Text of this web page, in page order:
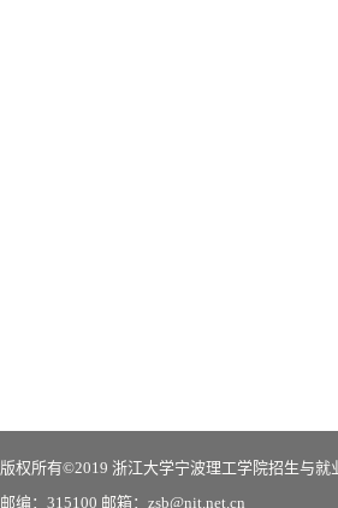
版权所有©2019 浙江大学宁波理工学院招生与就
邮编：315100 邮箱：zsb@nit.net.cn